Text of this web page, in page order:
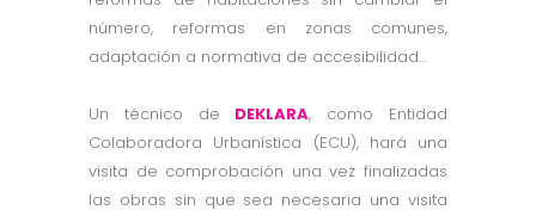
número, reformas en zonas comunes,
adaptación a normativa de accesibilidad…
Un técnico de DEKLARA, como Entidad
Colaboradora Urbanística (ECU), hará una
visita de comprobación una vez finalizadas
las obras sin que sea necesaria una visita